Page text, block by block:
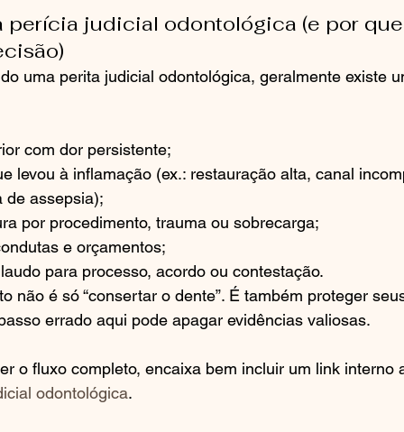
perícia judicial odontológica (e por
uma perita judicial odontológica, geralmente existe
com dor persistente;
levou à inflamação (ex.: restauração alta, canal
de assepsia);
por procedimento, trauma ou sobrecarga;
e orçamentos;
para processo, acordo ou contestação.
não é só “consertar o dente”. É também proteger
errado aqui pode apagar evidências valiosas.
o fluxo completo, encaixa bem incluir um link interno
odontológica.